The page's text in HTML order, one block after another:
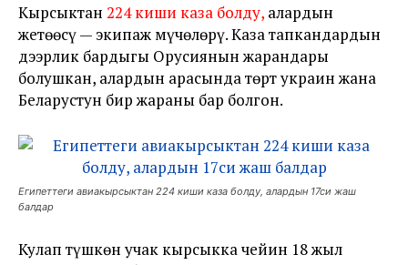
Кырсыктан 224 киши каза болду, алардын
жетөөсү — экипаж мүчөлөрү. Каза тапкандардын
дээрлик бардыгы Орусиянын жарандары
болушкан, алардын арасында төрт украин жана
Беларустун бир жараны бар болгон.
Египеттеги авиакырсыктан 224 киши каза болду, алардын 17си жаш
балдар
Кулап түшкөн учак кырсыкка чейин 18 жыл